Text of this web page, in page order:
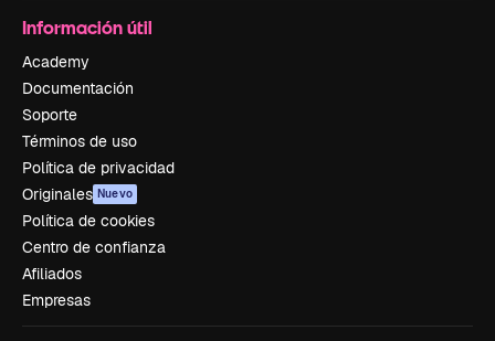
Información útil
Academy
Documentación
Soporte
Términos de uso
Política de privacidad
Originales Nuevo
Política de cookies
Centro de confianza
Afiliados
Empresas